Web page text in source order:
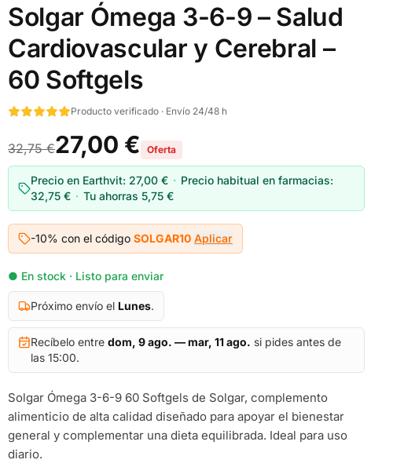
Solgar Ómega 3-6-9 – Salud
Cardiovascular y Cerebral –
60 Softgels
Producto verificado · Envío 24/48 h
32,75 €27,00 € Oferta
Precio en Earthvit: 27,00 € · Precio habitual en farmacias:
32,75 € · Tu ahorras 5,75 €
-10% con el código SOLGAR10 Aplicar
● En stock · Listo para enviar
Próximo envío el Lunes.
Recíbelo entre dom, 9 ago. — mar, 11 ago. si pides antes de
las 15:00.
Solgar Ómega 3-6-9 60 Softgels de Solgar, complemento
alimenticio de alta calidad diseñado para apoyar el bienestar
general y complementar una dieta equilibrada. Ideal para uso
diario.